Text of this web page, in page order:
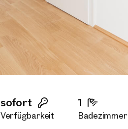
sofort
Verfügbarkeit
1
Badezimmer